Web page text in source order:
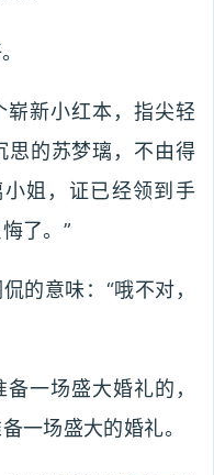
崭新小红本，指尖轻
思的苏梦璃，不由得
姐，证已经领到手
了。”
的意味：“哦不对，
一场盛大婚礼的，
一场盛大的婚礼。